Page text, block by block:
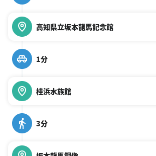
高知県立坂本龍馬記念館
1分
桂浜水族館
3分